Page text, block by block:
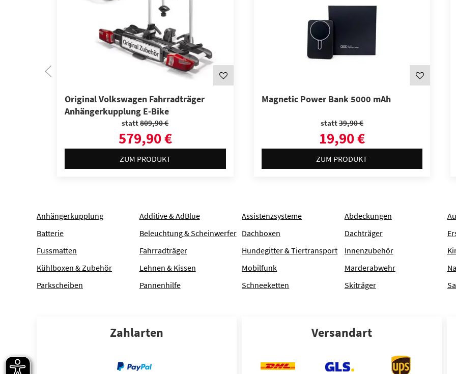
GELENKMANSCHETTEN
SERVICE ANFRAGEN
Original Volkswagen Fahrradträger
Anhängerkupplung E-Bike
statt809,90 €
579,90 €
ZUM PRODUKT
Magnetic Power Bank 5000 mAh
statt39,90 €
19,90 €
ZUM PRODUKT
Anhängerkupplung Additive & AdBlue Assistenzsysteme Abdeckungen
Batterie
Beleuchtung & Scheinwerfer Dachboxen Dachträger
Fussmatten
Fahrradträger Hundegitter & Tiertransport Innenzubehör
Kühlboxen & Zubehör
Lehnen & Kissen Mobilfunk Marderabwehr
Parkscheiben
Pannenhilfe Schneeketten Skiträger
Zahlarten Versandart